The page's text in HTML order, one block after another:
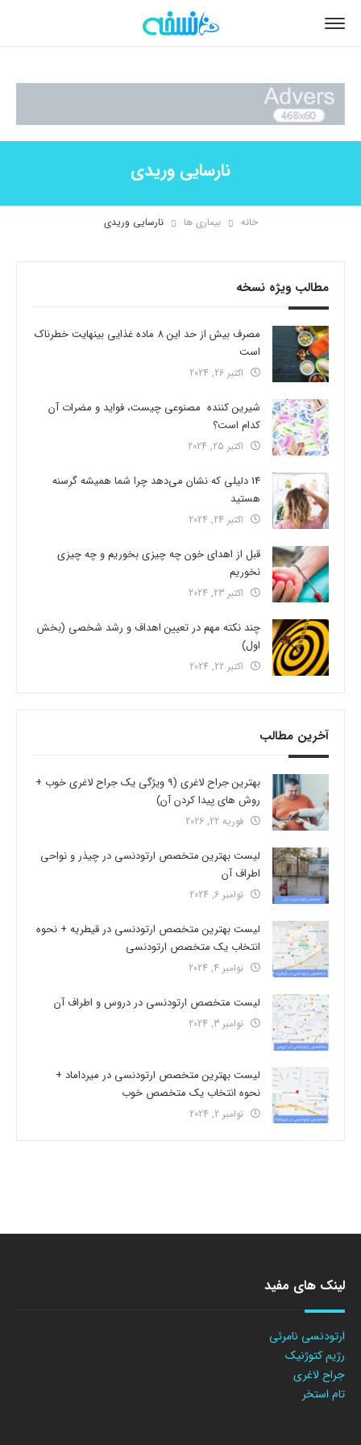
نارسایی وریدی
خانه بیماری ها نارسایی وریدی
مطالب ویژه نسخه
مصرف بیش از حد این 8 ماده غذایی بینهایت خطرناک
است
اکتبر 26, 2024
شیرین کننده مصنوعی چیست، فواید و مضرات آن
کدام است؟
اکتبر 25, 2024
14 دلیلی که نشان می‌دهد چرا شما همیشه گرسنه
هستید
اکتبر 24, 2024
قبل از اهدای خون چه چیزی بخوریم و چه چیزی
نخوریم
اکتبر 23, 2024
چند نکته مهم در تعیین اهداف و رشد شخصی (بخش
اول)
اکتبر 22, 2024
آخرین مطالب
بهترین جراح لاغری (9 ویژگی یک جراح لاغری خوب +
روش های پیدا کردن آن)
فوریه 22, 2026
لیست بهترین متخصص ارتودنسی در چیذر و نواحی
اطراف آن
نوامبر 6, 2024
لیست بهترین متخصص ارتودنسی در قیطریه + نحوه
انتخاب یک متخصص ارتودنسی
نوامبر 4, 2024
لیست متخصص ارتودنسی در دروس و اطراف آن
نوامبر 3, 2024
لیست بهترین متخصص ارتودنسی در میرداماد +
نحوه انتخاب یک متخصص خوب
نوامبر 2, 2024
لینک های مفید
ارتودنسی نامرئی
رژیم کتوژنیک
جراح لاغری
تام استخر